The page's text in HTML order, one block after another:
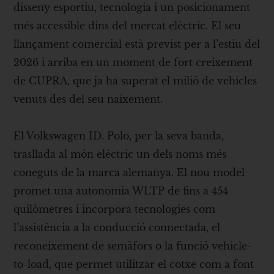
disseny esportiu, tecnologia i un posicionament
més accessible dins del mercat elèctric. El seu
llançament comercial està previst per a l’estiu del
2026 i arriba en un moment de fort creixement
de CUPRA, que ja ha superat el milió de vehicles
venuts des del seu naixement.
El Volkswagen ID. Polo, per la seva banda,
trasllada al món elèctric un dels noms més
coneguts de la marca alemanya. El nou model
promet una autonomia WLTP de fins a 454
quilòmetres i incorpora tecnologies com
l’assistència a la conducció connectada, el
reconeixement de semàfors o la funció vehicle-
to-load, que permet utilitzar el cotxe com a font